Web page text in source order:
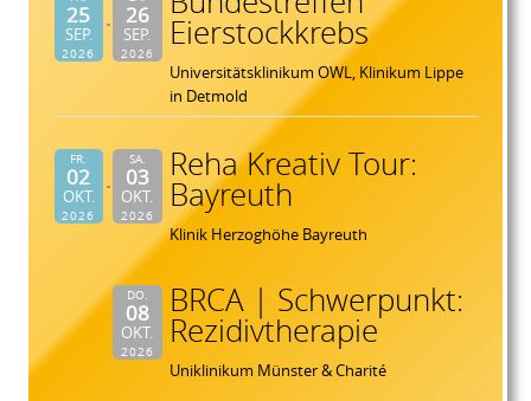
25
SEP.
2026
26
SEP.
2026
Eierstockkrebs
Universitätsklinikum OWL, Klinikum Lippe
in Detmold
FR.
02
OKT.
2026
SA.
03
OKT.
2026
Reha Kreativ Tour:
Bayreuth
Klinik Herzoghöhe Bayreuth
DO.
08
OKT.
2026
BRCA | Schwerpunkt:
Rezidivtherapie
Uniklinikum Münster & Charité